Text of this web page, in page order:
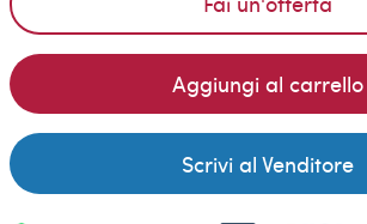
Aggiungi al carrello
Scrivi al Venditore